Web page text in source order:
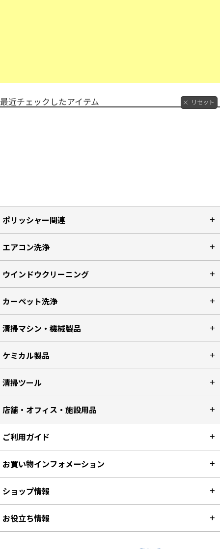
最近チェックしたアイテム リセット
ポリッシャー関連
エアコン洗浄
ウインドウクリーニング
カーペット洗浄
清掃マシン・機械製品
ケミカル製品
清掃ツール
店舗・オフィス・施設用品
ご利用ガイド
お買い物インフォメーション
ショップ情報
お役立ち情報